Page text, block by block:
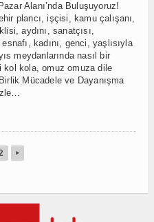
Alanı’nda Buluşuyoruz!
plancı, işçisi, kamu çalışanı,
aydını, sanatçısı,
kadını, genci, yaşlısıyla
meydanlarında nasıl bir
kol kola, omuz omuza dile
Mücadele ve Dayanışma
▸